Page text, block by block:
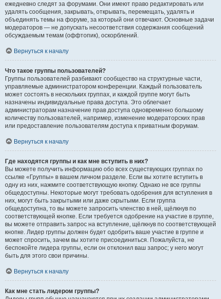
ежедневно следят за форумами. Они имеют право редактировать или
удалять сообщения, закрывать, открывать, перемещать, удалять и
объединять темы на форуме, за который они отвечают. Основные задачи
модераторов — не допускать несоответствия содержания сообщений
обсуждаемым темам (оффтопик), оскорблений.
Вернуться к началу
Что такое группы пользователей?
Группы пользователей разбивают сообщество на структурные части,
управляемые администратором конференции. Каждый пользователь
может состоять в нескольких группах, и каждой группе могут быть
назначены индивидуальные права доступа. Это облегчает
администраторам назначение прав доступа одновременно большому
количеству пользователей, например, изменение модераторских прав
или предоставление пользователям доступа к приватным форумам.
Вернуться к началу
Где находятся группы и как мне вступить в них?
Вы можете получить информацию обо всех существующих группах по
ссылке «Группы» в вашем личном разделе. Если вы хотите вступить в
одну из них, нажмите соответствующую кнопку. Однако не все группы
общедоступны. Некоторые могут требовать одобрения для вступления в
них, могут быть закрытыми или даже скрытыми. Если группа
общедоступна, то вы можете запросить членство в ней, щёлкнув по
соответствующей кнопке. Если требуется одобрение на участие в группе,
вы можете отправить запрос на вступление, щёлкнув по соответствующей
кнопке. Лидер группы должен будет одобрить ваше участие в группе и
может спросить, зачем вы хотите присоединиться. Пожалуйста, не
беспокойте лидера группы, если он отклонил ваш запрос; у него могут
быть для этого свои причины.
Вернуться к началу
Как мне стать лидером группы?